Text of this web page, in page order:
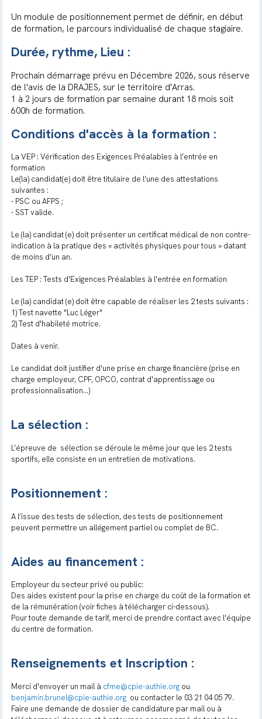
Un module de positionnement permet de définir, en début
de formation, le parcours individualisé de chaque stagiaire.
Durée, rythme, Lieu :
Prochain démarrage prévu en Décembre 2026, sous réserve
de l'avis de la DRAJES, sur le territoire d'Arras.
1 à 2 jours de formation par semaine durant 18 mois soit
600h de formation.
Conditions d'accès à la formation :
La VEP : Vérification des Exigences Préalables à l’entrée en
formation
Le(la) candidat(e) doit être titulaire de l’une des attestations
suivantes :
- PSC ou AFPS ;
- SST valide.
Le (la) candidat (e) doit présenter un certificat médical de non contre-
indication à la pratique des « activités physiques pour tous » datant
de moins d’un an.
Les TEP : Tests d'Exigences Préalables à l'entrée en formation
Le (la) candidat (e) doit être capable de réaliser les 2 tests suivants :
1) Test navette "Luc Léger"
2) Test d'habileté motrice.
Dates à venir.
Le candidat doit justifier d'une prise en charge financière (prise en
charge employeur, CPF, OPCO, contrat d'apprentissage ou
professionnalisation...)
La sélection :
L’épreuve de sélection se déroule le même jour que les 2 tests
sportifs, elle consiste en un entretien de motivations.
Positionnement :
A l’issue des tests de sélection, des tests de positionnement
peuvent permettre un allégement partiel ou complet de BC.
Aides au financement :
Employeur du secteur privé ou public:
Des aides existent pour la prise en charge du coût de la formation et
de la rémunération (voir fiches à télécharger ci-dessous).
Pour toute demande de tarif, merci de prendre contact avec l'équipe
du centre de formation.
Renseignements et Inscription :
Merci d'envoyer un mail à cfme@cpie-authie.orgou
benjamin.brunel@cpie-authie.orgou contacter le 03 21 04 05 79.
Faire une demande de dossier de candidature par mail ou à